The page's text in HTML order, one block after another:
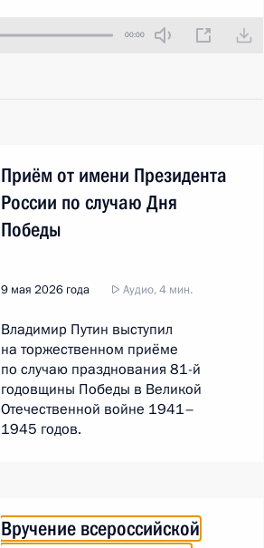
00:00
Приём от имени Президента
России по случаю Дня
Победы
9 мая 2026 года Аудио, 4 мин.
Владимир Путин выступил
на торжественном приёме
по случаю празднования 81-й
годовщины Победы в Великой
Отечественной войне 1941–
1945 годов.
Вручение всероссийской